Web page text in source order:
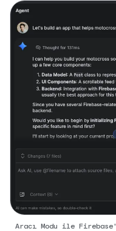
Aracı Modu ile